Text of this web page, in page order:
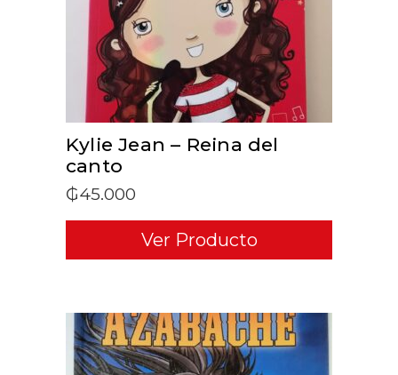
Kylie Jean – Reina del
canto
₲45.000
Ver Producto